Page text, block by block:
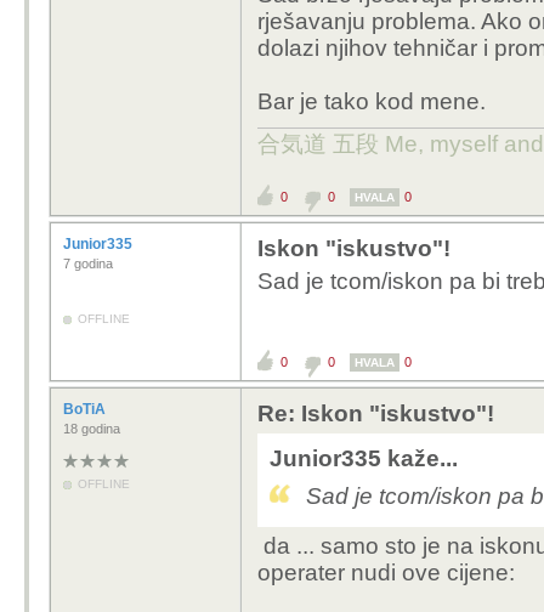
rješavanju problema. Ako
dolazi njihov tehničar i
Bar je tako kod mene.
合気道 五段 Me, myself
0 0 HVALA 0
Junior335
7 godina
OFFLINE
Iskon "iskustvo"!
Sad je tcom/iskon pa bi
0 0 HVALA 0
BoTiA
18 godina
OFFLINE
Re: Iskon "iskustvo"!
Junior335 kaže...
Sad je tcom/iskon pa
da ... samo sto je na
operater nudi ove cijene: